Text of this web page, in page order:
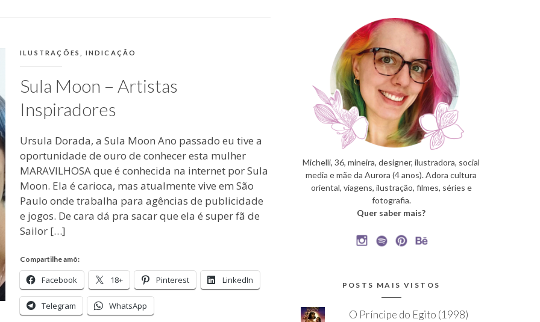
CATEGORIAS:
ILUSTRAÇÕES INDICAÇÃO
Sula Moon – Artistas
Inspiradores
Ursula Dorada, a Sula Moon Ano passado eu tive a
oportunidade de ouro de conhecer esta mulher
MARAVILHOSA que é conhecida na internet por Sula
Moon. Ela é carioca, mas atualmente vive em São
Paulo onde trabalha para agências de publicidade
e jogos. De cara dá pra sacar que ela é super fã de
Sailor […]
Compartilhe amô:
Facebook 18+ Pinterest LinkedIn
Telegram WhatsApp
Michelli, 36, mineira, designer, ilustradora, social
media e mãe da Aurora (4 anos). Adora cultura
oriental, viagens, ilustração, filmes, séries e
fotografia.
Quer saber mais?
POSTS MAIS VISTOS
O Príncipe do Egito (1998)